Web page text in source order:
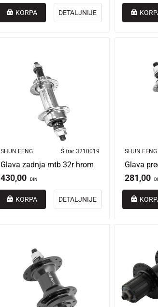
KORPA DETALJNIJE
SHUN FENG Šifra:3210019
Glava zadnja mtb 32r hrom
430,00 DIN
KORPA DETALJNIJE
SHUN FENG
Glava
281,00